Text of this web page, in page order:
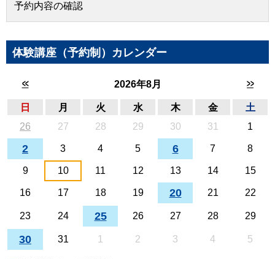
予約内容の確認
体験講座（予約制）カレンダー
<< 2026年8月 >>
日 月 火 水 木 金
土
26
27 28 29 30 31 1
2 3 4 5 6 7 8
9 10 11 12 13 14 15
16 17 18 19 20 21 22
23 24 25 26 27 28 29
30 31 1 2 3 4 5